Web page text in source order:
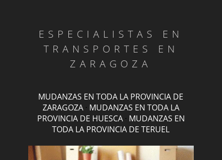
ESPECIALISTAS EN
TRANSPORTES EN
ZARAGOZA
MUDANZAS EN TODA LA PROVINCIA DE
ZARAGOZA· MUDANZAS EN TODA LA
PROVINCIA DE HUESCA· MUDANZAS EN
TODA LA PROVINCIA DE TERUEL